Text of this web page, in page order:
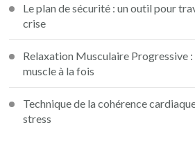
Le plan de sécurité : un outil pour
crise
Relaxation Musculaire Progressive :
muscle à la fois
Technique de la cohérence
stress